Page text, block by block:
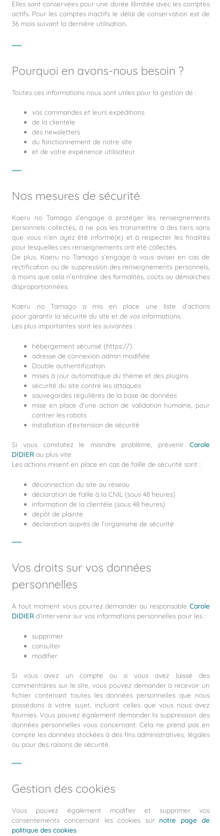
Elles sont conservées pour une durée illimitée avec les comptes
actifs. Pour les comptes inactifs le délai de conservation est de
36 mois suivant la dernière utilisation.
Pourquoi en avons-nous besoin ?
Toutes ces informations nous sont utiles pour la gestion de :
vos commandes et leurs expéditions
de la clientèle
des newsletters
du fonctionnement de notre site
et de votre expérience utilisateur
Nos mesures de sécurité
Kaeru no Tamago s’engage à protéger les renseignements
personnels collectés, à ne pas les transmettre à des tiers sans
que vous n’en ayez été informé(e) et à respecter les finalités
pour lesquelles ces renseignements ont été collectés.
De plus, Kaeru no Tamago s’engage à vous aviser en cas de
rectification ou de suppression des renseignements personnels,
à moins que cela n’entraîne des formalités, coûts ou démarches
disproportionnées.
Kaeru no Tamago a mis en place une liste d’actions
pourgarantir la sécurité du site et de vos informations.
Les plus importantes sont les suivantes :
hébergement sécurisé (https://)
adresse de connexion admin modifiée
Doubleauthentification
mises à jour automatique du thème et des plugins
sécurité du site contre les attaques
sauvegardes régulières de la base de données
mise en place d’une action de validation humaine, pour
contrer les robots
installationd’extension de sécurité
Si vous constatez le moindre problème, prévenir Carole
DIDIER au plus vite.
Les actions misent en place en cas de faille de sécurité sont :
déconnection du site au réseau
déclaration de faille à la CNIL (sous 48 heures)
information de la clientèle (sous 48 heures)
dépôt de plainte
déclaration auprès de l’organisme de sécurité
Vos droits sur vos données
personnelles
À tout moment vous pourrez demanderau responsable Carole
DIDIER d’intervenir survos informations personnelles pour les :
supprimer
consulter
modifier
Si vous avez un compte ou si vous avez laissé des
commentaires sur le site, vous pouvez demander à recevoir un
fichier contenant toutes les données personnelles que nous
possédons à votre sujet, incluant celles que vous nous avez
fournies. Vous pouvez également demander la suppression des
données personnelles vous concernant. Cela ne prend pas en
compte les données stockées à des fins administratives, légales
ou pour des raisons de sécurité.
Gestion des cookies
Vous pouvez également modifier et supprimer vos
consentements concernant les cookies sur notre page de
politique des cookies.